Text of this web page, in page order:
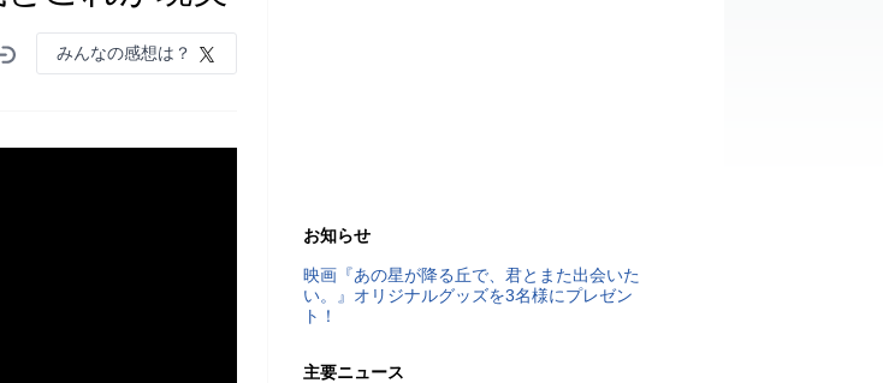
みんなの感想は？
お知らせ
映画『あの星が降る丘で、君とまた出会いた
い。』オリジナルグッズを3名様にプレゼン
ト！
主要ニュース